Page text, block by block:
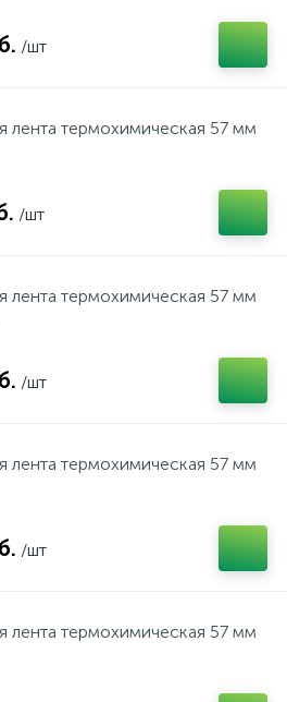
/шт
лента термохимическая 57 мм
/шт
лента термохимическая 57 мм
/шт
лента термохимическая 57 мм
/шт
лента термохимическая 57 мм